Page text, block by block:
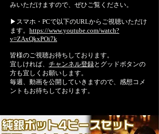
みいただけますので、ぜひご覧ください。
▶スマホ・PCで以下のURLからご視聴いただけ
ます。 https://www.youtube.com/watch?
v=ZAxQkxPOi7k
皆様のご視聴お待ちしております。
宜しければ、 チャンネル登録とグッドボタンの
方も宜しくお願いします。
毎週、動画を公開していきますので、感想コメ
ントもお待ちしております。